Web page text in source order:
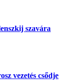
szavára
vezetés csődje